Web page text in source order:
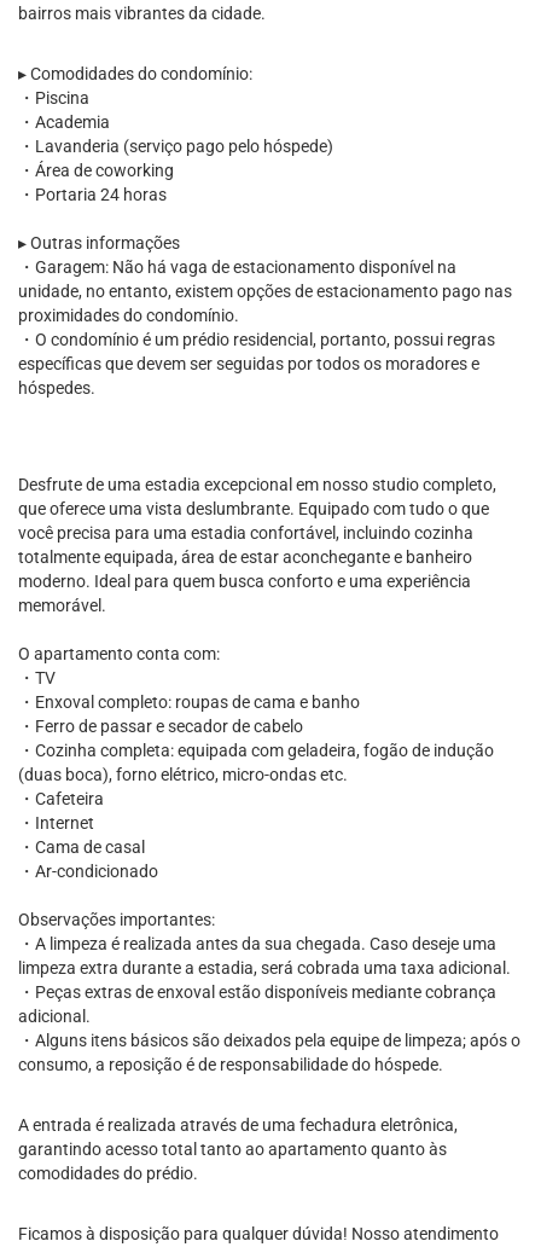
bairros mais vibrantes da cidade.
▸ Comodidades do condomínio:
・Piscina
・Academia
・Lavanderia (serviço pago pelo hóspede)
・Área de coworking
・Portaria 24 horas
▸ Outras informações
・Garagem: Não há vaga de estacionamento disponível na
unidade, no entanto, existem opções de estacionamento pago nas
proximidades do condomínio.
・O condomínio é um prédio residencial, portanto, possui regras
específicas que devem ser seguidas por todos os moradores e
hóspedes.
Desfrute de uma estadia excepcional em nosso studio completo,
que oferece uma vista deslumbrante. Equipado com tudo o que
você precisa para uma estadia confortável, incluindo cozinha
totalmente equipada, área de estar aconchegante e banheiro
moderno. Ideal para quem busca conforto e uma experiência
memorável.
O apartamento conta com:
・TV
・Enxoval completo: roupas de cama e banho
・Ferro de passar e secador de cabelo
・Cozinha completa: equipada com geladeira, fogão de indução
(duas boca), forno elétrico, micro-ondas etc.
・Cafeteira
・Internet
・Cama de casal
・Ar-condicionado
Observações importantes:
・A limpeza é realizada antes da sua chegada. Caso deseje uma
limpeza extra durante a estadia, será cobrada uma taxa adicional.
・Peças extras de enxoval estão disponíveis mediante cobrança
adicional.
・Alguns itens básicos são deixados pela equipe de limpeza; após o
consumo, a reposição é de responsabilidade do hóspede.
A entrada é realizada através de uma fechadura eletrônica,
garantindo acesso total tanto ao apartamento quanto às
comodidades do prédio.
Ficamos à disposição para qualquer dúvida! Nosso atendimento